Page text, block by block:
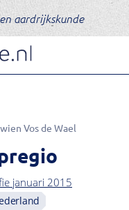
aardrijkskunde
Vos de Wael
januari 2015